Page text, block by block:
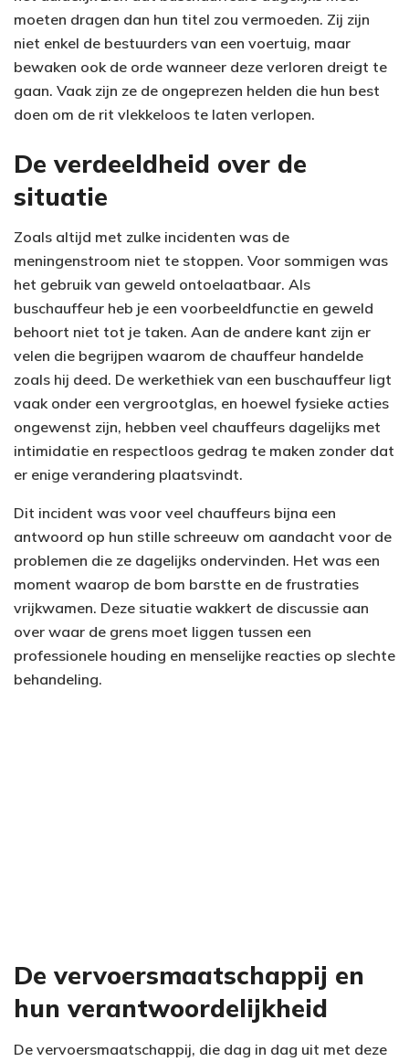
moeten dragen dan hun titel zou vermoeden. Zij zijn
niet enkel de bestuurders van een voertuig, maar
bewaken ook de orde wanneer deze verloren dreigt te
gaan. Vaak zijn ze de ongeprezen helden die hun best
doen om de rit vlekkeloos te laten verlopen.
De verdeeldheid over de
situatie
Zoals altijd met zulke incidenten was de
meningenstroom niet te stoppen. Voor sommigen was
het gebruik van geweld ontoelaatbaar. Als
buschauffeur heb je een voorbeeldfunctie en geweld
behoort niet tot je taken. Aan de andere kant zijn er
velen die begrijpen waarom de chauffeur handelde
zoals hij deed. De werkethiek van een buschauffeur ligt
vaak onder een vergrootglas, en hoewel fysieke acties
ongewenst zijn, hebben veel chauffeurs dagelijks met
intimidatie en respectloos gedrag te maken zonder dat
er enige verandering plaatsvindt.
Dit incident was voor veel chauffeurs bijna een
antwoord op hun stille schreeuw om aandacht voor de
problemen die ze dagelijks ondervinden. Het was een
moment waarop de bom barstte en de frustraties
vrijkwamen. Deze situatie wakkert de discussie aan
over waar de grens moet liggen tussen een
professionele houding en menselijke reacties op slechte
behandeling.
De vervoersmaatschappij en
hun verantwoordelijkheid
De vervoersmaatschappij, die dag in dag uit met deze